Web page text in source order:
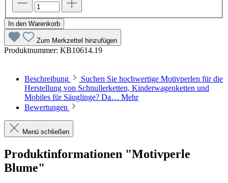
In den Warenkorb
Zum Merkzettel hinzufügen
Produktnummer: KB10614.19
Beschreibung
Suchen Sie hochwertige Motivperlen für die
Herstellung von Schnullerketten, Kinderwagenketten und
Mobiles für Säuglinge? Da… Mehr
Bewertungen
Menü schließen
Produktinformationen "Motivperle
Blume"